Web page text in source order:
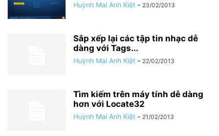
Huỳnh Mai Anh Kiệt - 23/02/2013
Sắp xếp lại các tập tin nhạc dễ
dàng với Tags...
Huỳnh Mai Anh Kiệt - 22/02/2013
Tìm kiếm trên máy tính dễ dàng
hơn với Locate32
Huỳnh Mai Anh Kiệt - 21/02/2013